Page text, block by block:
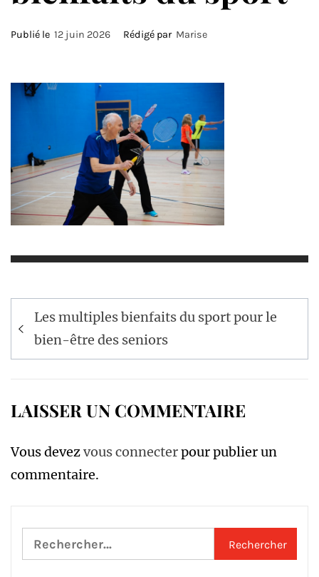
Publié le 12 juin 2026 Rédigé par Marise
Navigation
de
l’article
Les multiples bienfaits du sport pour le
bien-être des seniors
LAISSER UN COMMENTAIRE
Vous devezvous connecterpour publier un
commentaire.
Rechercher :